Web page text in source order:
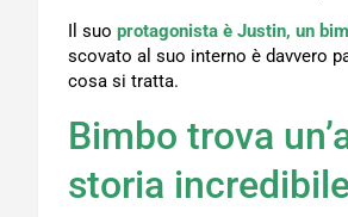
Il suo protagonista è Justin, un
scovato al suo interno è davvero
cosa si tratta.
Bimbo trova
storia